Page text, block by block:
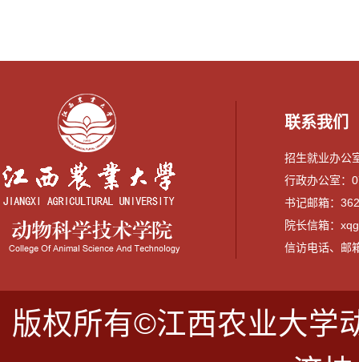
联系我们
招生就业办公
行政办公室：
书记邮箱：
院长信箱：
信访电话、邮
版权所有©江西农业大学